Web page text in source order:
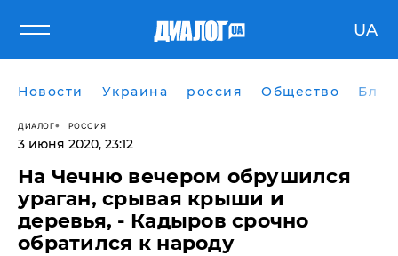
UA
Новости Украина россия Общество
ДИАЛОГ РОССИЯ
3 июня 2020, 23:12
На Чечню вечером обрушился
ураган, срывая крыши и
деревья, - Кадыров срочно
обратился к народу